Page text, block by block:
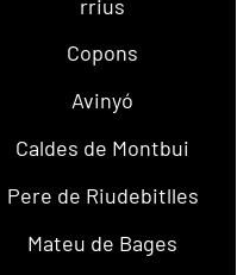
rrius
Copons
Avinyó
Caldes de Montbui
Pere de Riudebitlles
Mateu de Bages